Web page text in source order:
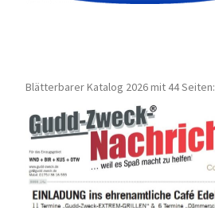
Blätterbarer Katalog 2026 mit 44 Seiten: